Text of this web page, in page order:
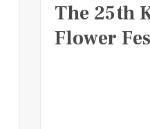
The 25th
Flower